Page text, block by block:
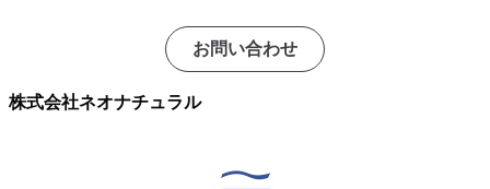
お問い合わせ
株式会社ネオナチュラル